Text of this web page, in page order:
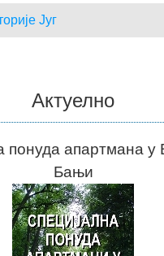
Југ
Актуелно
понуда апартмана у
Бањи